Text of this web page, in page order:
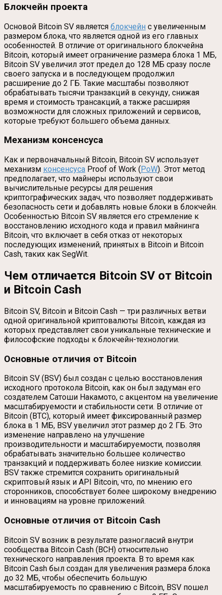
Блокчейн проекта
Основой Bitcoin SV является блокчейн с увеличенным
размером блока, что является одной из его главных
особенностей. В отличие от оригинального блокчейна
Bitcoin, который имеет ограничение размера блока 1 МБ,
Bitcoin SV увеличил этот предел до 128 МБ сразу после
своего запуска и в последующем продолжил
расширение до 2 ГБ. Такие масштабы позволяют
обрабатывать тысячи транзакций в секунду, снижая
время и стоимость трансакций, а также расширяя
возможности для сложных приложений и сервисов,
которые требуют большего объема данных.
Механизм консенсуса
Как и первоначальный Bitcoin, Bitcoin SV использует
механизм консенсуса Proof of Work (PoW). Этот метод
предполагает, что майнеры используют свои
вычислительные ресурсы для решения
криптографических задач, что позволяет поддерживать
безопасность сети и добавлять новые блоки в блокчейн.
Особенностью Bitcoin SV является его стремление к
восстановлению исходного кода и правил майнинга
Bitcoin, что включает в себя отказ от некоторых
последующих изменений, принятых в Bitcoin и Bitcoin
Cash, таких как SegWit.
Чем отличается Bitcoin SV от Bitcoin
и Bitcoin Cash
Bitcoin SV, Bitcoin и Bitcoin Cash — три различных ветви
одной оригинальной криптовалюты Bitcoin, каждая из
которых представляет свои уникальные технические и
философские подходы к блокчейн-технологии.
Основные отличия от Bitcoin
Bitcoin SV (BSV) был создан с целью восстановления
исходного протокола Bitcoin, как он был задуман его
создателем Сатоши Накамото, с акцентом на увеличение
масштабируемости и стабильности сети. В отличие от
Bitcoin (BTC), который имеет фиксированный размер
блока в 1 МБ, BSV увеличил этот размер до 2 ГБ. Это
изменение направлено на улучшение
производительности и масштабируемости, позволяя
обрабатывать значительно большее количество
транзакций и поддерживать более низкие комиссии.
BSV также стремится сохранить оригинальный
скриптовый язык и API Bitcoin, что, по мнению его
сторонников, способствует более широкому внедрению
и инновациям на уровне приложений.
Основные отличия от Bitcoin Cash
Bitcoin SV возник в результате разногласий внутри
сообщества Bitcoin Cash (BCH) относительно
технического направления проекта. В то время как
Bitcoin Cash был создан для увеличения размера блока
до 32 МБ, чтобы обеспечить большую
масштабируемость по сравнению с Bitcoin, BSV пошел